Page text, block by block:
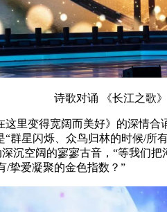
诗歌对诵 《长江之歌》
变得宽阔而美好》的深情合
星闪烁、众鸟归林的时候/
空阔的寥寥古音，“等我们
/挚爱凝聚的金色指数？”